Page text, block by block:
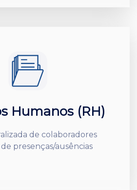
Humanos (RH)
de colaboradores
presenças/ausências